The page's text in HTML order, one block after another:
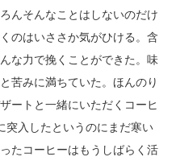
んそんなことはしないのだけ
のはいささか気がひける。含
な力で挽くことができた。味
苦みに満ちていた。ほんのり
ートと一緒にいただくコーヒ
突入したというのにまだ寒い
たコーヒーはもうしばらく活